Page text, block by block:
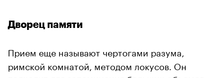
Дворец памяти
Прием еще называют чертогами разума,
римской комнатой, методом локусов. Он